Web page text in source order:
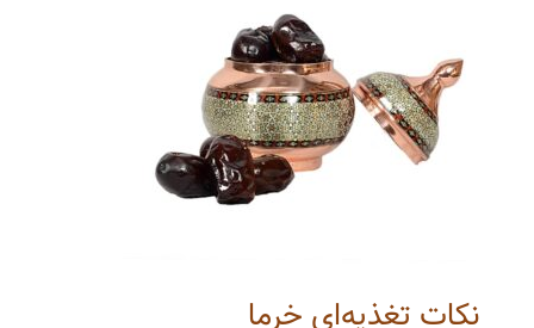
نکات تغذیه‌ای خرما